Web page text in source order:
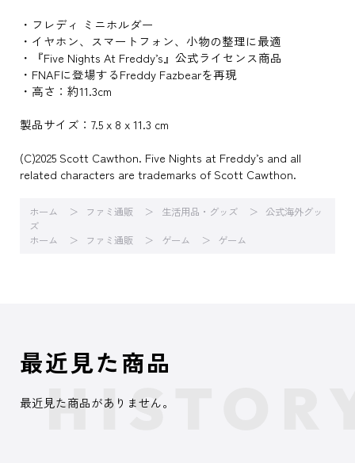
・フレディ ミニホルダー
・イヤホン、スマートフォン、小物の整理に最適
・『Five Nights At Freddy’s』公式ライセンス商品
・FNAFに登場するFreddy Fazbearを再現
・高さ：約11.3cm
製品サイズ：7.5 x 8 x 11.3 cm
(C)2025 Scott Cawthon. Five Nights at Freddy’s and all
related characters are trademarks of Scott Cawthon.
ホーム ファミ通販 生活用品・グッズ
公式海外グッ
ズ
ホーム
ファミ通販 ゲーム ゲーム
最近見た商品
最近見た商品がありません。